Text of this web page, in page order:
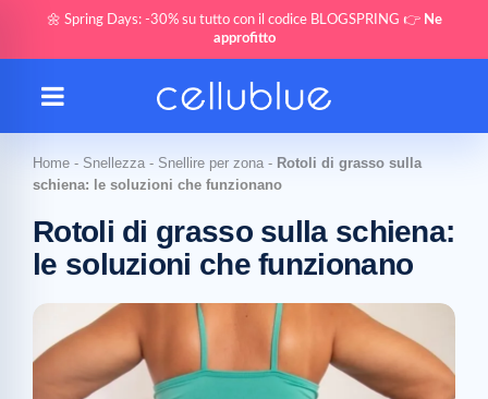
🌼 Spring Days: -30% su tutto con il codice BLOGSPRING 👉 Ne
approfitto
Home - Snellezza - Snellire per zona - Rotoli di grasso sulla
schiena: le soluzioni che funzionano
Rotoli di grasso sulla schiena:
le soluzioni che funzionano